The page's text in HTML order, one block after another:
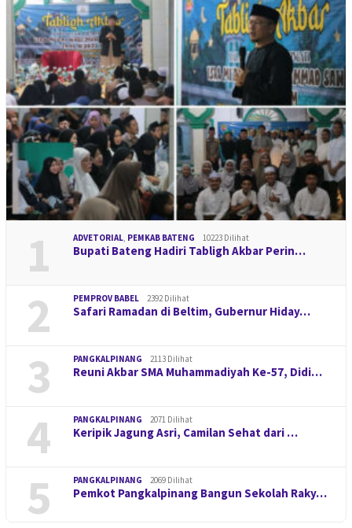
1 ADVETORIAL, PEMKAB BATENG 10223 Dilihat
Bupati Bateng Hadiri Tabligh Akbar Perin…
2 PEMPROV BABEL 2392 Dilihat
Safari Ramadan di Beltim, Gubernur Hiday…
3 PANGKALPINANG 2113 Dilihat
Reuni Akbar SMA Muhammadiyah Ke-57, Didi…
4 PANGKALPINANG 2071 Dilihat
Keripik Jagung Asri, Camilan Sehat dari …
5 PANGKALPINANG 2069 Dilihat
Pemkot Pangkalpinang Bangun Sekolah Raky…